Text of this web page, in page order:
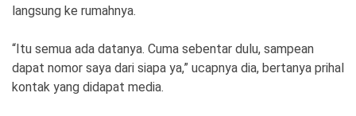
langsung ke rumahnya.
“Itu semua ada datanya. Cuma sebentar dulu, sampean
dapat nomor saya dari siapa ya,” ucapnya dia, bertanya prihal
kontak yang didapat media.